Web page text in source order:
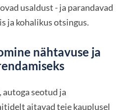
usaldust - ja parandavad
ja kohalikus otsingus.
nähtavuse ja
seotud ja
aitavad teie kauplusel